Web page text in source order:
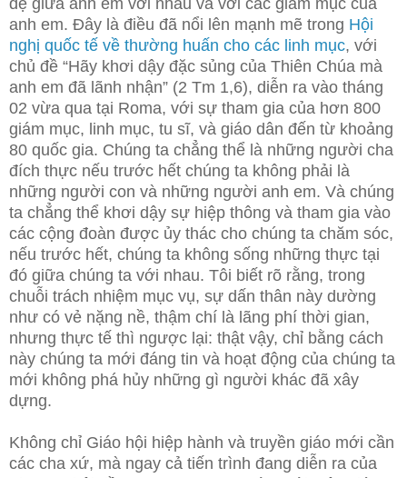
đệ giữa anh em với nhau và với các giám mục của
anh em. Đây là điều đã nổi lên mạnh mẽ trong Hội
nghị quốc tế về thường huấn cho các linh mục, với
chủ đề “Hãy khơi dậy đặc sủng của Thiên Chúa mà
anh em đã lãnh nhận” (2 Tm 1,6), diễn ra vào tháng
02 vừa qua tại Roma, với sự tham gia của hơn 800
giám mục, linh mục, tu sĩ, và giáo dân đến từ khoảng
80 quốc gia. Chúng ta chẳng thể là những người cha
đích thực nếu trước hết chúng ta không phải là
những người con và những người anh em. Và chúng
ta chẳng thể khơi dậy sự hiệp thông và tham gia vào
các cộng đoàn được ủy thác cho chúng ta chăm sóc,
nếu trước hết, chúng ta không sống những thực tại
đó giữa chúng ta với nhau. Tôi biết rõ rằng, trong
chuỗi trách nhiệm mục vụ, sự dấn thân này dường
như có vẻ nặng nề, thậm chí là lãng phí thời gian,
nhưng thực tế thì ngược lại: thật vậy, chỉ bằng cách
này chúng ta mới đáng tin và hoạt động của chúng ta
mới không phá hủy những gì người khác đã xây
dựng.
Không chỉ Giáo hội hiệp hành và truyền giáo mới cần
các cha xứ, mà ngay cả tiến trình đang diễn ra của